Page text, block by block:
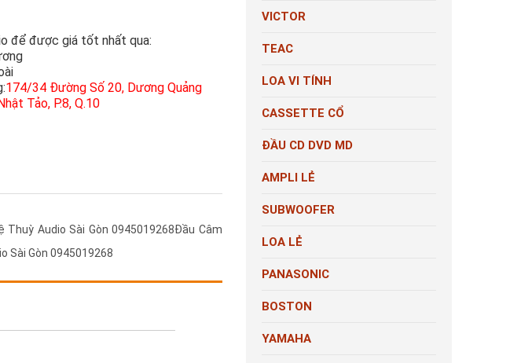
để được giá tốt nhất qua:
174/34 Đường Số 20, Dương Quảng
Tảo, P.8, Q.10
Audio Sài Gòn 0945019268Đầu Câm
Sài Gòn 0945019268
VICTOR
TEAC
LOA VI TÍNH
CASSETTE CỔ
ĐẦU CD DVD MD
AMPLI LẺ
SUBWOOFER
LOA LẺ
PANASONIC
BOSTON
YAMAHA